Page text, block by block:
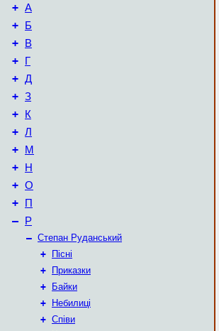
+ А
+ Б
+ В
+ Г
+ Д
+ З
+ К
+ Л
+ М
+ Н
+ О
+ П
– Р
– Степан Руданський
+
Пісні
+
Приказки
+
Байки
+
Небилиці
+ Співи